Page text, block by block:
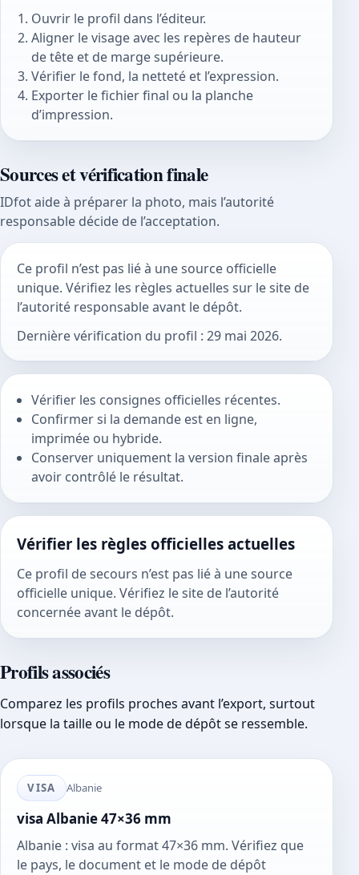
Ouvrir le profil dans l’éditeur.
Aligner le visage avec les repères de hauteur
de tête et de marge supérieure.
Vérifier le fond, la netteté et l’expression.
Exporter le fichier final ou la planche
d’impression.
Sources et vérification finale
IDfot aide à préparer la photo, mais l’autorité
responsable décide de l’acceptation.
Ce profil n’est pas lié à une source officielle
unique. Vérifiez les règles actuelles sur le site de
l’autorité responsable avant le dépôt.
Dernière vérification du profil : 29 mai 2026.
Vérifier les consignes officielles récentes.
Confirmer si la demande est en ligne,
imprimée ou hybride.
Conserver uniquement la version finale après
avoir contrôlé le résultat.
Vérifier les règles officielles actuelles
Ce profil de secours n’est pas lié à une source
officielle unique. Vérifiez le site de l’autorité
concernée avant le dépôt.
Profils associés
Comparez les profils proches avant l’export, surtout
lorsque la taille ou le mode de dépôt se ressemble.
VISA Albanie
visa Albanie 47×36 mm
Albanie : visa au format 47×36 mm. Vérifiez que
le pays, le document et le mode de dépôt